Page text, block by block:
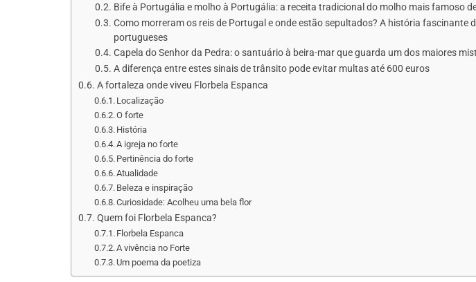
Bife à Portugália e molho à Portugália: a receita tradicional do molho mais famoso
Como morreram os reis de Portugal e onde estão sepultados? A história fascinante
portugueses
Capela do Senhor da Pedra: o santuário à beira-mar que guarda um dos maiores
A diferença entre estes sinais de trânsito pode evitar multas até 600 euros
A fortaleza onde viveu Florbela Espanca
Localização
O forte
História
A igreja no forte
Pertinência do forte
Atualidade
Beleza e inspiração
Curiosidade: Acolheu uma bela flor
Quem foi Florbela Espanca?
Florbela Espanca
A vivência no Forte
Um poema da poetiza